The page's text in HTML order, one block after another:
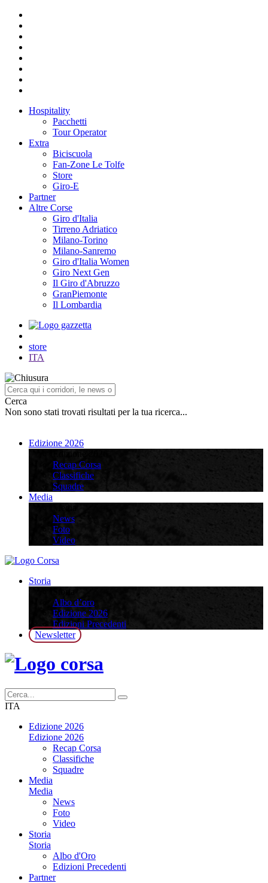
Hospitality
Pacchetti
Tour Operator
Extra
Biciscuola
Fan-Zone Le Tolfe
Store
Giro-E
Partner
Altre Corse
Giro d'Italia
Tirreno Adriatico
Milano-Torino
Milano-Sanremo
Giro d'Italia Women
Giro Next Gen
Il Giro d'Abruzzo
GranPiemonte
Il Lombardia
store
ITA
Cerca
Non sono stati trovati risultati per la tua ricerca...
Edizione 2026
Recap Corsa
Classifiche
Squadre
Media
News
Foto
Video
Storia
Albo d’oro
Edizione 2026
Edizioni Precedenti
Newsletter
ITA
Edizione 2026
Edizione 2026
Recap Corsa
Classifiche
Squadre
Media
Media
News
Foto
Video
Storia
Storia
Albo d'Oro
Edizioni Precedenti
Partner